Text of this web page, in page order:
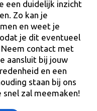
een duidelijk inzicht
Zo kan je
en weet je
je dit eventueel
contact met
aansluit bij jouw
en een
staan bij ons
zal meemaken!